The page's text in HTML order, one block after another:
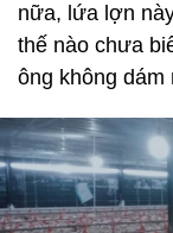
nữa, lứa lợn
thế nào chưa
ông không dám